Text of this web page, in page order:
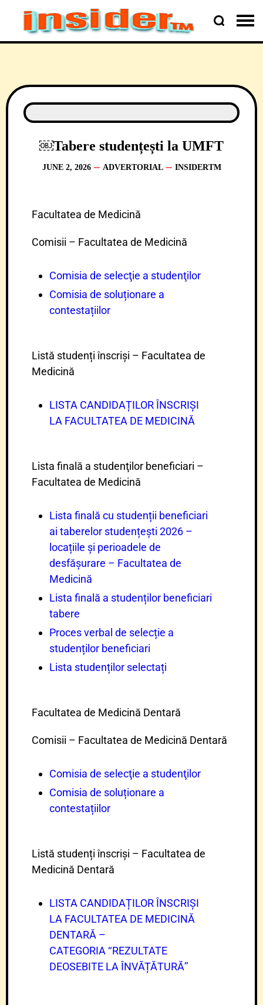
￼Tabere studențești la UMFT
JUNE 2, 2026 ADVERTORIAL INSIDERTM
Facultatea de Medicină
Comisii – Facultatea de Medicină
Comisia de selecţie a studenţilor
Comisia de soluționare a
contestațiilor
Listă studenți înscriși – Facultatea de
Medicină
LISTA CANDIDAȚILOR ÎNSCRIȘI
LA FACULTATEA DE MEDICINĂ
Lista finală a studenţilor beneficiari –
Facultatea de Medicină
Lista finală cu studenții beneficiari
ai taberelor studențești 2026 –
locațiile și perioadele de
desfășurare – Facultatea de
Medicină
Lista finală a studenților beneficiari
tabere
Proces verbal de selecție a
studenților beneficiari
Lista studenților selectați
Facultatea de Medicină Dentară
Comisii – Facultatea de Medicină Dentară
Comisia de selecţie a studenţilor
Comisia de soluționare a
contestațiilor
Listă studenți înscriși – Facultatea de
Medicină Dentară
LISTA CANDIDAȚILOR ÎNSCRIȘI
LA FACULTATEA DE MEDICINĂ
DENTARĂ –
CATEGORIA ‘‘REZULTATE
DEOSEBITE LA ÎNVĂȚĂTURĂ’’